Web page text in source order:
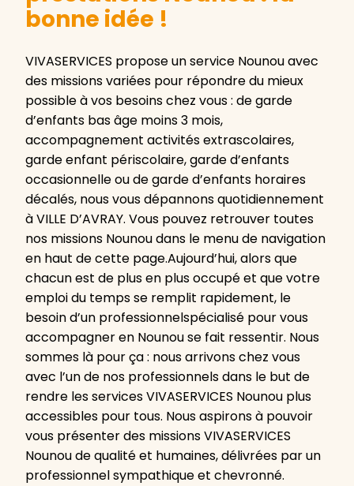
bonne idée !
VIVASERVICES propose un service Nounou avec
des missions variées pour répondre du mieux
possible à vos besoins chez vous : de garde
d’enfants bas âge moins 3 mois,
accompagnement activités extrascolaires,
garde enfant périscolaire, garde d’enfants
occasionnelle ou de garde d’enfants horaires
décalés, nous vous dépannons quotidiennement
à VILLE D’AVRAY. Vous pouvez retrouver toutes
nos missions Nounou dans le menu de navigation
en haut de cette page.Aujourd’hui, alors que
chacun est de plus en plus occupé et que votre
emploi du temps se remplit rapidement, le
besoin d’un professionnelspécialisé pour vous
accompagner en Nounou se fait ressentir. Nous
sommes là pour ça : nous arrivons chez vous
avec l’un de nos professionnels dans le but de
rendre les services VIVASERVICES Nounou plus
accessibles pour tous. Nous aspirons à pouvoir
vous présenter des missions VIVASERVICES
Nounou de qualité et humaines, délivrées par un
professionnel sympathique et chevronné.